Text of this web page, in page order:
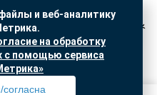
данных
Яндекс Метрика
Предложение не является публичной
сайте ознакомительные
вSO.USE
и веб-аналитику
на обработку
с помощью сервиса